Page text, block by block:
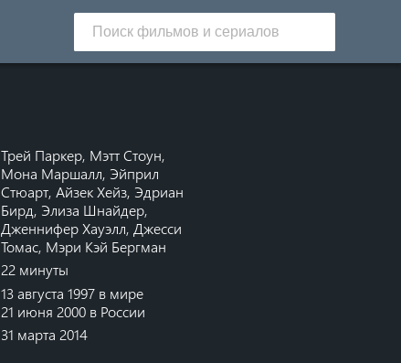
Трей Паркер, Мэтт Стоун,
Мона Маршалл, Эйприл
Стюарт,Айзек Хейз, Эдриан
Бирд, Элиза Шнайдер,
Дженнифер Хауэлл, Джесси
Томас, Мэри Кэй Бергман
22 минуты
13 августа 1997 в мире
21 июня 2000 в России
31 марта 2014